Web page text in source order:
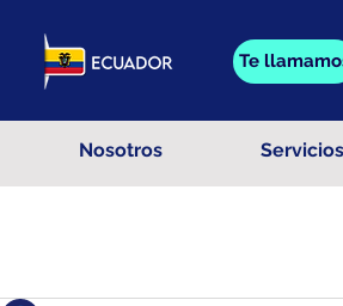
Te
Nosotros Servicios